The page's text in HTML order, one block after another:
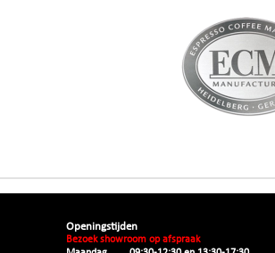
Openingstijden
Bezoek showroom op afspraak